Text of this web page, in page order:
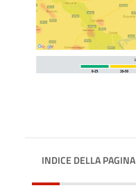
INDICE DELLA PAGINA